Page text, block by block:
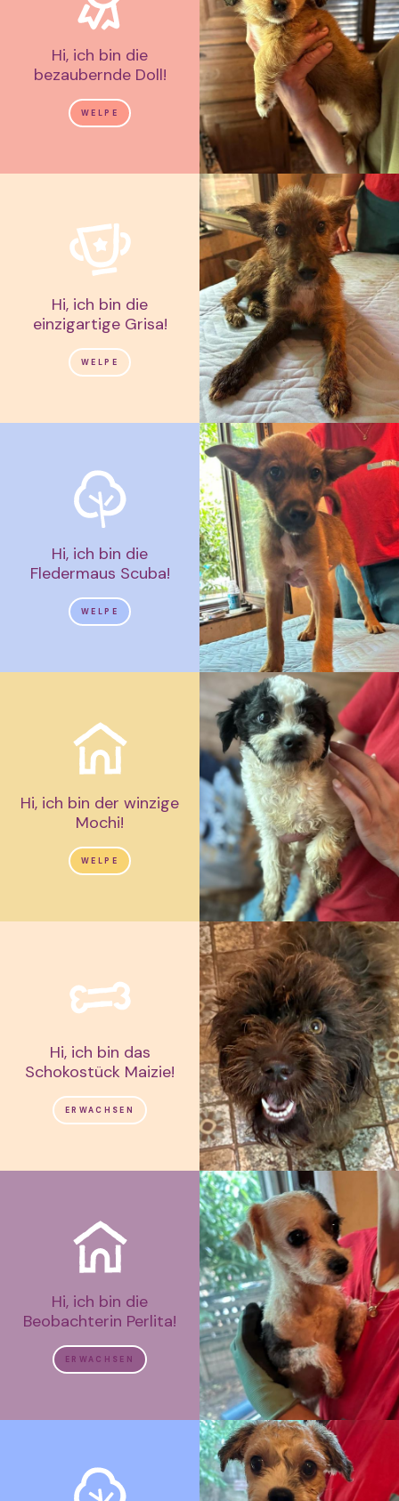
Hi, ich bin die
bezaubernde Doll!
WELPE
Hi, ich bin die
einzigartige Grisa!
WELPE
Hi, ich bin die
Fledermaus Scuba!
WELPE
Hi, ich bin der winzige
Mochi!
WELPE
Hi, ich bin das
Schokostück Maizie!
ERWACHSEN
Hi, ich bin die
Beobachterin Perlita!
ERWACHSEN